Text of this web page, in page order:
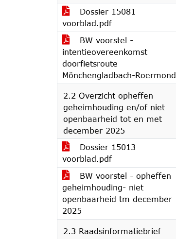
Dossier 15081
voorblad.pdf
BW voorstel -
intentieovereenkomst
doorfietsroute
Mönchengladbach-Roermond
2.2 Overzicht opheffen
geheimhouding en/of niet
openbaarheid tot en met
december 2025
Dossier 15013
voorblad.pdf
BW voorstel - opheffen
geheimhouding- niet
openbaarheid tm december
2025
2.3 Raadsinformatiebrief